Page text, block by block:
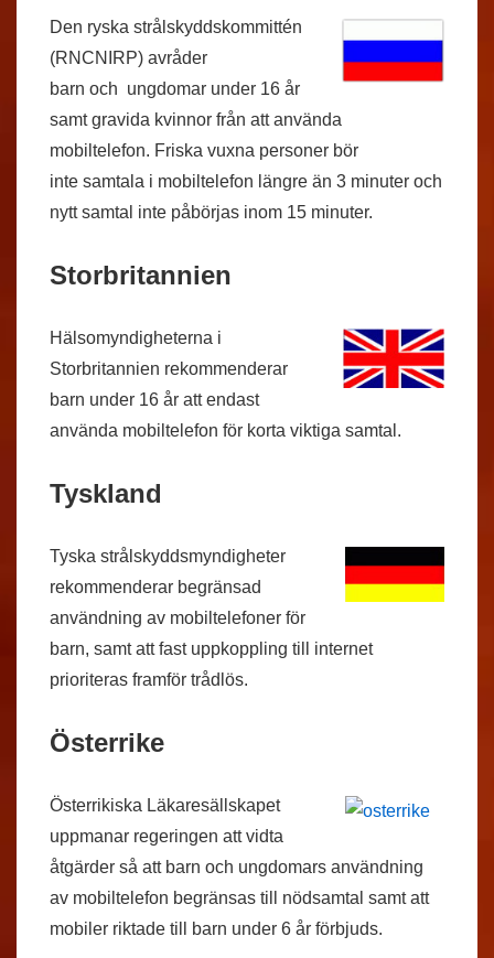
Den ryska strålskyddskommittén
(RNCNIRP) avråder
barn och ungdomar under 16 år
samt gravida kvinnor från att använda
mobiltelefon. Friska vuxna personer bör
inte samtala i mobiltelefon längre än 3 minuter och
nytt samtal inte påbörjas inom 15 minuter.
Storbritannien
Hälsomyndigheterna i
Storbritannien rekommenderar
barn under 16 år att endast
använda mobiltelefon för korta viktiga samtal.
Tyskland
Tyska strålskyddsmyndigheter
rekommenderar begränsad
användning av mobiltelefoner för
barn, samt att fast uppkoppling till internet
prioriteras framför trådlös.
Österrike
Österrikiska Läkaresällskapet
uppmanar regeringen att vidta
åtgärder så att barn och ungdomars användning
av mobiltelefon begränsas till nödsamtal samt att
mobiler riktade till barn under 6 år förbjuds.